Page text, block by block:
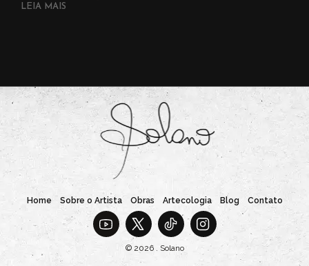
LEIA MAIS
Home Sobre o Artista Obras Artecologia Blog Contato
© 2026 . Solano